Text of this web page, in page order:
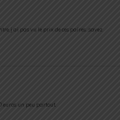
j ai pas vu le prix de ces paires…savez
euros un peu partout.